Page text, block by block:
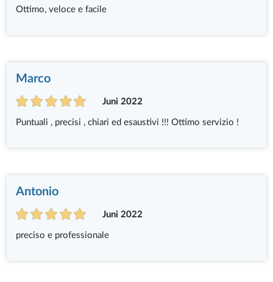
Ottimo, veloce e facile
Marco
Juni 2022
Puntuali , precisi , chiari ed esaustivi !!! Ottimo servizio !
Antonio
Juni 2022
preciso e professionale